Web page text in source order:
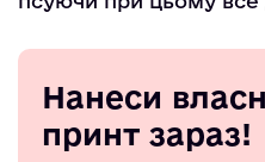
Нанеси
принт зараз!